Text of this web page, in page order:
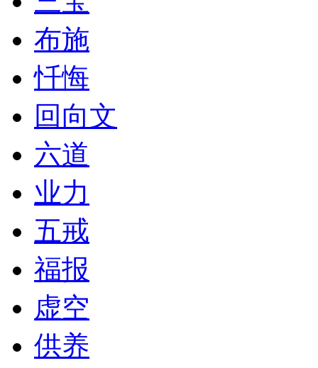
布施
忏悔
回向文
六道
业力
五戒
福报
虚空
供养